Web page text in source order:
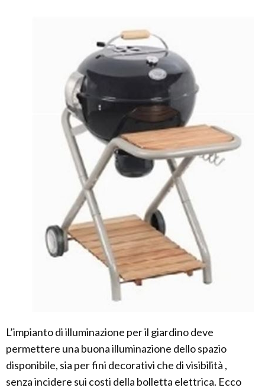
L’impianto di illuminazione per il giardino deve
permettere una buona illuminazione dello spazio
disponibile, sia per fini decorativi che di visibilità ,
senza incidere sui costi della bolletta elettrica. Ecco